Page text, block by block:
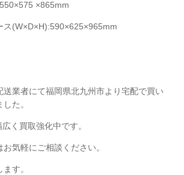
×865mm
ス(W×D×H):590×625×965mm
送業者にて福岡県北九州市より宅配で買い
た。
く買取強化中です。
気軽にご相談ください。
す。